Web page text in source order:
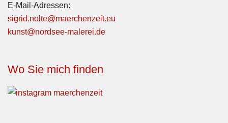
E-Mail-Adressen:
sigrid.nolte@maerchenzeit.eu
kunst@nordsee-malerei.de
Wo Sie mich finden